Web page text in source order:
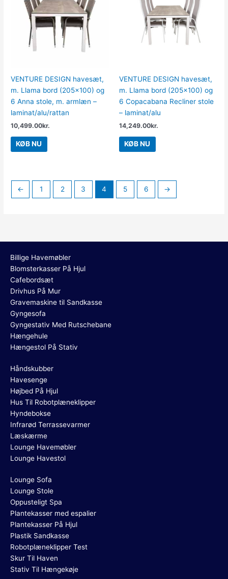
VENTURE DESIGN havesæt,
m. Llama bord (205×100) og
6 Anna stole, m. armlæn –
laminat/alu/rattan
10,499.00kr.
KØB NU
VENTURE DESIGN havesæt,
m. Llama bord (205×100) og
6 Copacabana Recliner stole
– laminat/alu
14,249.00kr.
KØB NU
← 1 2 3 4 5 6 →
Billige Havemøbler
Blomsterkasser På Hjul
Cafebordsæt
Drivhus På Mur
Gravemaskine til Sandkasse
Gyngesofa
Gyngestativ Med Rutschebane
Hængehule
Hængestol På Stativ
Håndskubber
Havesenge
Højbed På Hjul
Hus Til Robotplæneklipper
Hyndebokse
Infrarød Terrassevarmer
Læskærme
Lounge Havemøbler
Lounge Havestol
Lounge Sofa
Lounge Stole
Oppusteligt Spa
Plantekasser med espalier
Plantekasser På Hjul
Plastik Sandkasse
Robotplæneklipper Test
Skur Til Haven
Stativ Til Hængekøje